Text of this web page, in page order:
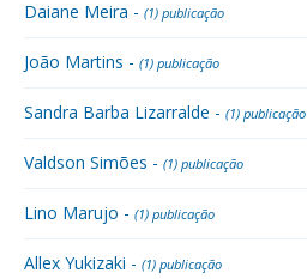
Daiane Meira - (1) publicação
João Martins - (1) publicação
Sandra Barba Lizarralde - (1) publicação
Valdson Simões - (1) publicação
Lino Marujo - (1) publicação
Allex Yukizaki - (1) publicação